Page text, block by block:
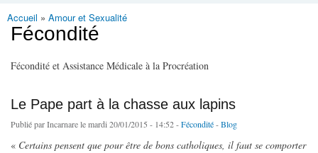
Vous êtes ici
Accueil » Amour et Sexualité
Fécondité
Fécondité et Assistance Médicale à la Procréation
Le Pape part à la chasse aux lapins
Publié parIncarnarele mardi 20/01/2015 - 14:52 -Fécondité-Blog
« Certains pensent que pour être de bons catholiques, il faut se comporter